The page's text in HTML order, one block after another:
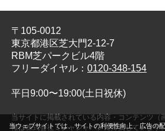
当ウェブサイトでは、サイトの利便性向上、広告の
〒105-0012
東京都港区芝大門2-12-7
RBM芝パークビル4階
フリーダイヤル：0120-348-154
平日9:00〜19:00(土日祝休)
当サイトに掲載されている内容・コンテンツ（
権は株式会社ミシャジャパンに帰属しています